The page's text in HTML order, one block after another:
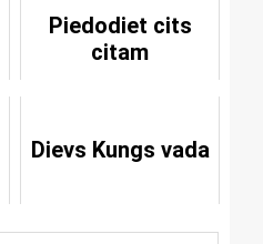
Piedodiet cits
citam
Dievs Kungs vada